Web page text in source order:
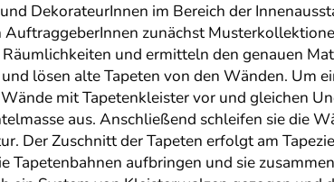
DekorateurInnen im Bereich der
zunächst
und ermitteln den genauen
lösen alte Tapeten von den Wänden. Um
mit Tapetenkleister vor und gleichen
aus. Anschließend schleifen sie die
Der Zuschnitt der Tapeten erfolgt am
Tapetenbahnen aufbringen und sie